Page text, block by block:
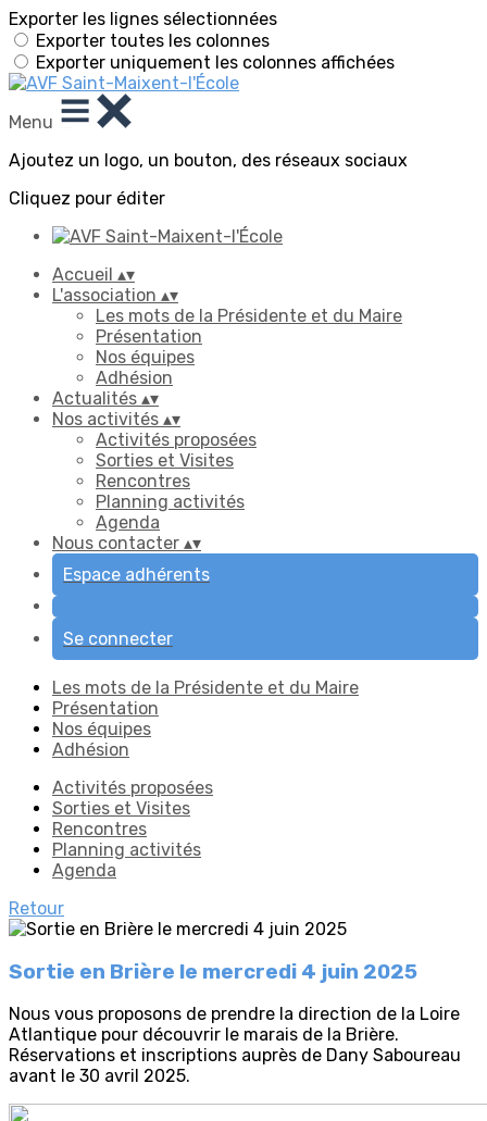
Exporter les lignes sélectionnées
Exporter toutes les colonnes
Exporter uniquement les colonnes affichées
Menu
Ajoutez un logo, un bouton, des réseaux sociaux
Cliquez pour éditer
Accueil ▴▾
L'association ▴▾
Les mots de la Présidente et du Maire
Présentation
Nos équipes
Adhésion
Actualités ▴▾
Nos activités ▴▾
Activités proposées
Sorties et Visites
Rencontres
Planning activités
Agenda
Nous contacter ▴▾
Espace adhérents
Se connecter
Les mots de la Présidente et du Maire
Présentation
Nos équipes
Adhésion
Activités proposées
Sorties et Visites
Rencontres
Planning activités
Agenda
Retour
Sortie en Brière le mercredi 4 juin 2025
Nous vous proposons de prendre la direction de la Loire
Atlantique pour découvrir le marais de la Brière.
Réservations et inscriptions auprès de Dany Saboureau
avant le 30 avril 2025.